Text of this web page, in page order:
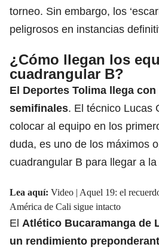
torneo. Sin embargo, los
peligrosos en instancias
¿Cómo llegan los
cuadrangular B?
El Deportes Tolima llega
semifinales. El técnico Lucas
colocar al equipo en los
duda, es uno de los máximos
cuadrangular B para llegar a la
Lea aquí: Video | Aquel 19: el
América de Cali sigue intacto
El Atlético Bucaramanga de
un rendimiento